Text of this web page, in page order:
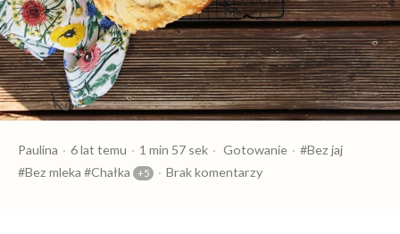
Opublikowany
przez
Paulina 6 lat temu
Czas
czytania
1 min 57 sek
Opublikowany
w
Gotowanie Tagi:
Bez jaj
Bez mleka
Chałka Brak komentarzy